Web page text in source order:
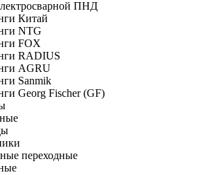
ПНД
Китай
NTG
FOX
RADIUS
AGRU
Sanmik
Georg Fischer (GF)
переходные